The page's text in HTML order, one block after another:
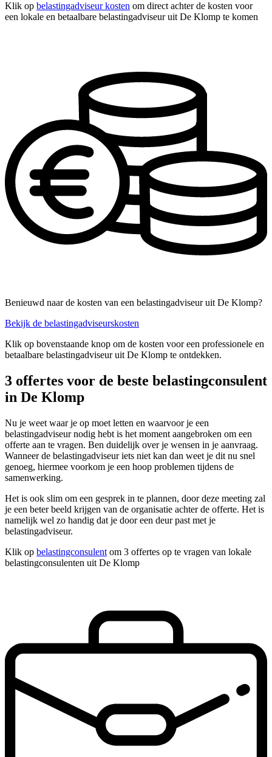
Klik op belastingadviseur kosten om direct achter de kosten voor
een lokale en betaalbare belastingadviseur uit De Klomp te komen
Benieuwd naar de kosten van een belastingadviseur uit De Klomp?
Bekijk de belastingadviseurskosten
Klik op bovenstaande knop om de kosten voor een professionele en
betaalbare belastingadviseur uit De Klomp te ontdekken.
3 offertes voor de beste belastingconsulent
in De Klomp
Nu je weet waar je op moet letten en waarvoor je een
belastingadviseur nodig hebt is het moment aangebroken om een
offerte aan te vragen. Ben duidelijk over je wensen in je aanvraag.
Wanneer de belastingadviseur iets niet kan dan weet je dit nu snel
genoeg, hiermee voorkom je een hoop problemen tijdens de
samenwerking.
Het is ook slim om een gesprek in te plannen, door deze meeting zal
je een beter beeld krijgen van de organisatie achter de offerte. Het is
namelijk wel zo handig dat je door een deur past met je
belastingadviseur.
Klik op belastingconsulent om 3 offertes op te vragen van lokale
belastingconsulenten uit De Klomp